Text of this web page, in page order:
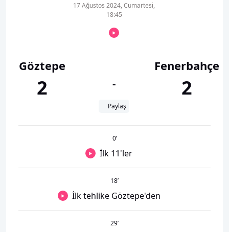
Göztepe
2
17 Ağustos 2024, Cumartesi,
18:45
-
Paylaş
Fenerbahçe
2
0’
İlk 11'ler
18’
İlk tehlike Göztepe'den
29’